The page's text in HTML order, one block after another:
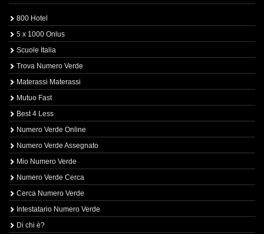
800 Hotel
5 x 1000 Onlus
Scuole Italia
Trova Numero Verde
Materassi Materassi
Mutuo Fast
Best 4 Less
Numero Verde Online
Numero Verde Assegnato
Mio Numero Verde
Numero Verde Cerca
Cerca Numero Verde
Intestatario Numero Verde
Di chi è?